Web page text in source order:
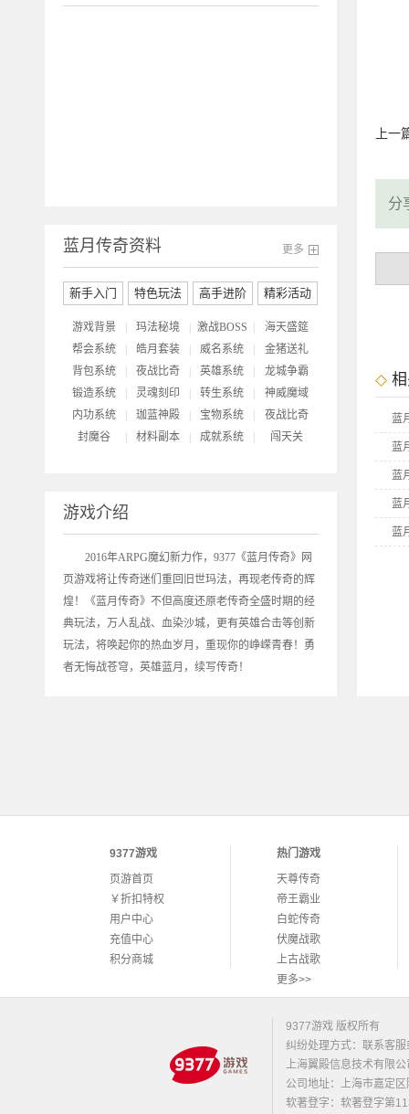
上一
分
蓝
蓝
蓝
蓝
蓝
更多
蓝月传奇资料
新手入门 特色玩法 高手进阶 精彩活动
游戏背景 玛法秘境 激战BOSS
海天盛筵
帮会系统 皓月套装 威名系统
金猪送礼
背包系统 夜战比奇 英雄系统
龙城争霸
锻造系统 灵魂刻印 转生系统
神威魔域
内功系统 珈蓝神殿 宝物系统
夜战比奇
封魔谷 材料副本 成就系统 闯天关
游戏介绍
2016年ARPG魔幻新力作，9377《蓝月传奇》网
页游戏将让传奇迷们重回旧世玛法，再现老传奇的辉
煌！《蓝月传奇》不但高度还原老传奇全盛时期的经
典玩法，万人乱战、血染沙城，更有英雄合击等创新
玩法，将唤起你的热血岁月，重现你的峥嵘青春！勇
者无悔战苍穹，英雄蓝月，续写传奇！
9377游戏
页游首页
￥折扣特权
用户中心
充值中心
积分商城
热门游戏
天尊传奇
帝王霸业
白蛇传奇
伏魔战歌
上古战歌
更多>>
9377游戏 版权所有
纠纷处理方式：联系客服
上海翼殿信息技术有限
公司地址：上海市嘉定
软著登字：软著登字第